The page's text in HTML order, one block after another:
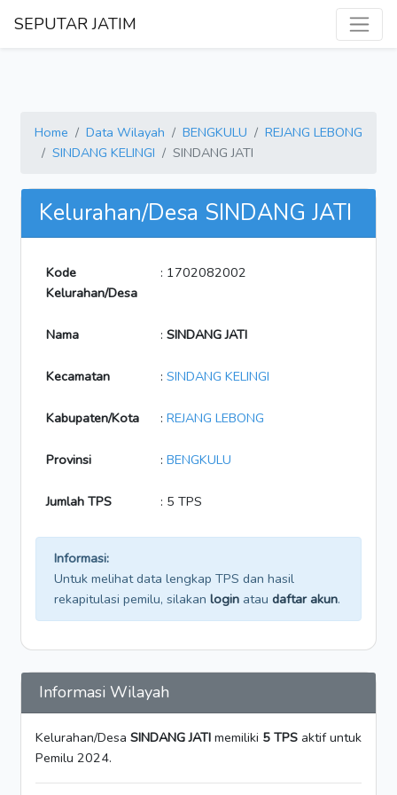
SEPUTAR JATIM
Home Data Wilayah BENGKULU
REJANG LEBONG
SINDANG KELINGI
SINDANG JATI
Kelurahan/Desa SINDANG JATI
Kode
Kelurahan/Desa
: 1702082002
Nama : SINDANG JATI
Kecamatan : SINDANG KELINGI
Kabupaten/Kota : REJANG LEBONG
Provinsi : BENGKULU
Jumlah TPS : 5 TPS
Informasi:
Untuk melihat data lengkap TPS dan hasil
rekapitulasi pemilu, silakan login atau daftar akun.
Informasi Wilayah
Kelurahan/Desa SINDANG JATI memiliki 5 TPS aktif untuk
Pemilu 2024.